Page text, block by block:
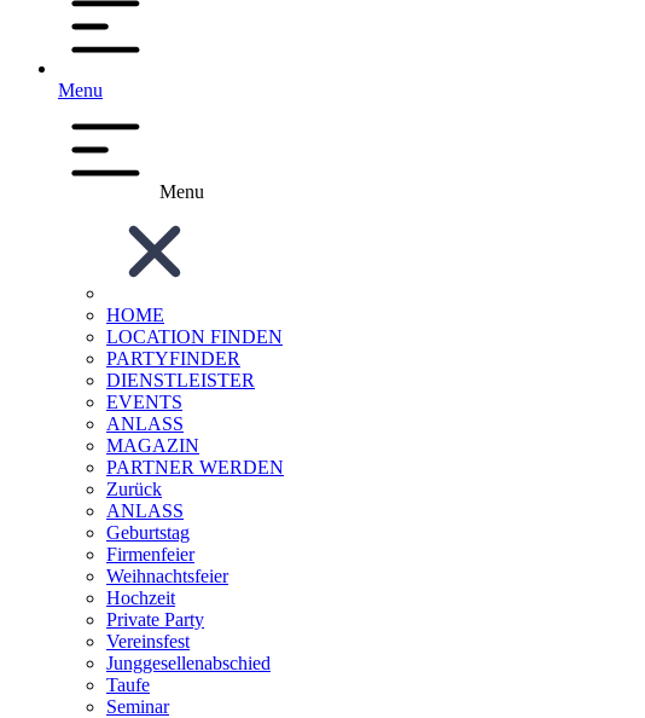
Menu
Menu
HOME
LOCATION FINDEN
PARTYFINDER
DIENSTLEISTER
EVENTS
ANLASS
MAGAZIN
PARTNER WERDEN
Zurück
ANLASS
Geburtstag
Firmenfeier
Weihnachtsfeier
Hochzeit
Private Party
Vereinsfest
Junggesellenabschied
Taufe
Seminar